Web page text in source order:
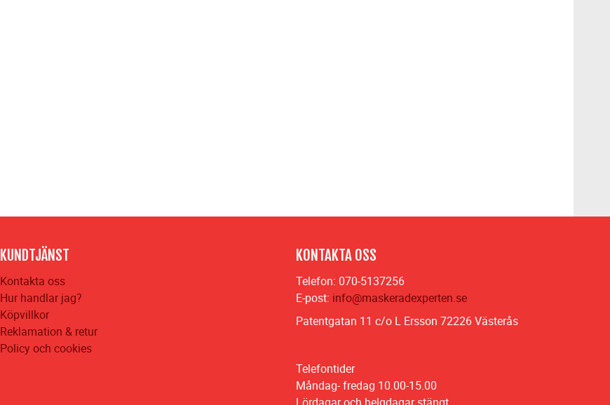
KUNDTJÄNST
Kontakta oss
Hur handlar jag?
Köpvillkor
Reklamation & retur
Policy och cookies
KONTAKTA OSS
Telefon: 070-5137256
E-post: info@maskeradexperten.se
Patentgatan 11 c/o L Ersson 72226 Västerås
Telefontider
Måndag- fredag 10.00-15.00
Lördagar och helgdagar stängt